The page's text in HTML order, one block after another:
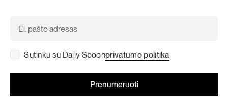
Sutinku su Daily Spoonprivatumo politika